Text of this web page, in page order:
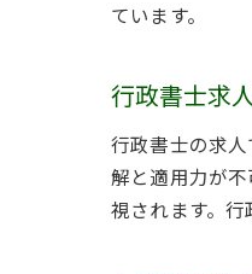
ています。
行政書士求
行政書士の求
解と適用力が
視されます。